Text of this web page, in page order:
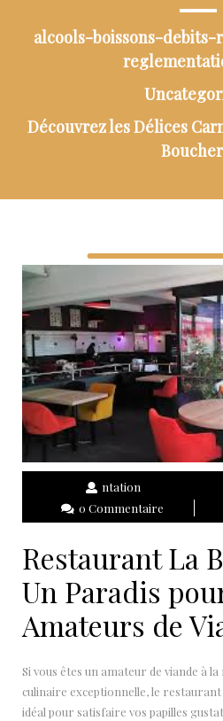
alcools-boissons-
Découvrez les Délices
ntation
0 Commentaire
Restaurant La
Un Paradis
Amateurs de
Si vous êtes un amateur de viande à
culinaire exceptionnelle, le
idéal pour satisfaire vos papilles